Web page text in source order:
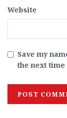
Website
Save my
the next time